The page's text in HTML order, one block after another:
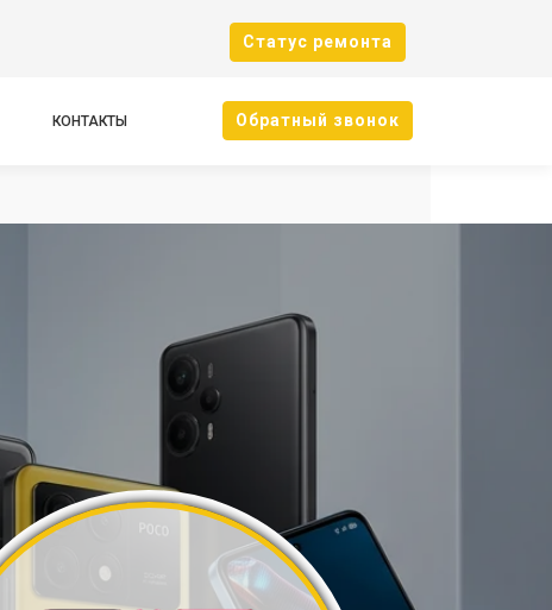
Cтатус ремонта
КОНТАКТЫ Oбратный звонок